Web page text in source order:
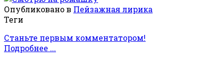
Опубликовано в Пейзажная лирика
Теги
Станьте первым комментатором!
Подробнее ...